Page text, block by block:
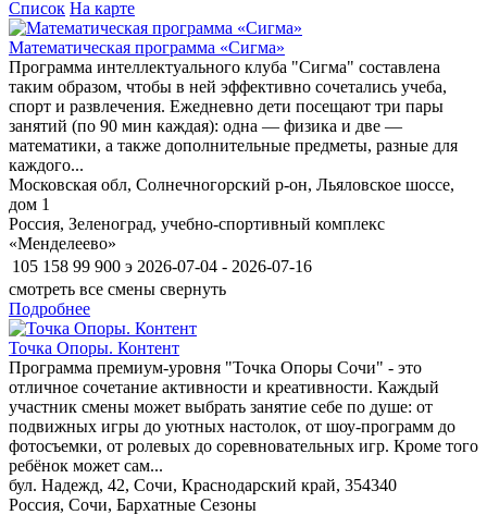
Список На карте
Математическая программа «Сигма»
Программа интеллектуального клуба "Сигма" составлена
таким образом, чтобы в ней эффективно сочетались учеба,
спорт и развлечения. Ежедневно дети посещают три пары
занятий (по 90 мин каждая): одна — физика и две —
математики, а также дополнительные предметы, разные для
каждого...
Московская обл, Солнечногорский р-он, Льяловское шоссе,
дом 1
Россия, Зеленоград, учебно-спортивный комплекс
«Менделеево»
105 158 99 900 э 2026-07-04 - 2026-07-16
смотреть все смены свернуть
Подробнее
Точка Опоры. Контент
Программа премиум-уровня "Точка Опоры Сочи" - это
отличное сочетание активности и креативности. Каждый
участник смены может выбрать занятие себе по душе: от
подвижных игры до уютных настолок, от шоу-программ до
фотосъемки, от ролевых до соревновательных игр. Кроме того
ребёнок может сам...
бул. Надежд, 42, Сочи, Краснодарский край, 354340
Россия, Сочи, Бархатные Сезоны